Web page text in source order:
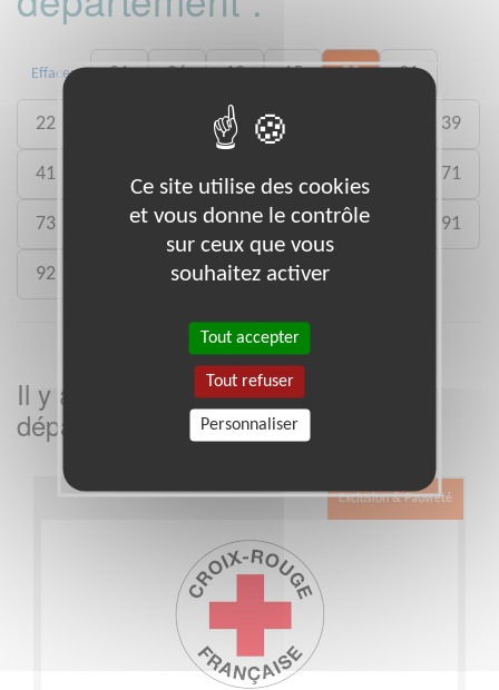
Effacer 01 06 13 15 20 21
22 29 33 39
41 49 50 54 59 71
73 77 78 80 88 91
92 988
Il y a
missions bénévoles dans le
département
dans cette association
Exclusion & Pauvreté
Ce site utilise des cookies
et vous donne le contrôle
sur ceux que vous
souhaitez activer
Tout accepter
Tout refuser
Personnaliser